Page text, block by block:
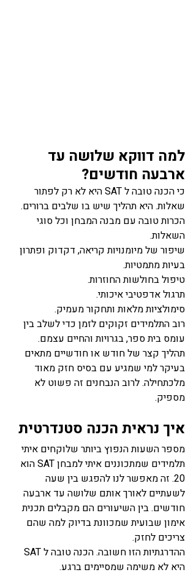
למה דווקא שלושה עד
ארבעה חודשים?
כי הכנה טובה ל SAT היא לא רק לפתור
שאלות. היא תהליך שיש בו שלבים ברורים.
הכרות טובה עם מבנה המבחן וכל סוגי
השאלות.
שיפור של מיומנויות קריאה, דקדוק ופתרון
בעיות מתמטיות.
טיפול בחולשות החוזרות.
תרגול אדפטיבי איכותי.
סימולציות מלאות ותחקור מעמיק.
רוב התלמידים זקוקים לזמן כדי לשלב בין
עומס בית ספר, בגרויות והחיים עצמם.
תהליך קצר של חודש או חודשיים מתאים
בעיקר למי שמגיע עם בסיס חזק מאוד
מלכתחילה. לרוב הנבחנים זה פשוט לא
מספיק.
איך נראית הכנה סטנדרטית
מספר השעות הנפוץ ביותר שלוקחים איתי
תלמידים שמתכוננים איתי למבחן SAT הוא
20. זה מאפשר לנו להפגש בין שעה
לשעתיים לאורך אותם שלושה עד ארבעה
חודשים. בין השיעורים הם מקבלים תכנית
אימון שבועית שמכוונת בדיוק למה שהם
צריכים לחזק.
היא לא משימה שמסיימים ברגע.